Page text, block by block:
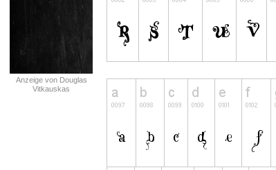
Anzeige von Douglas
Vitkauskas